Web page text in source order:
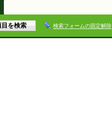
検索フォームの固定解除